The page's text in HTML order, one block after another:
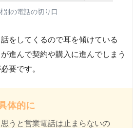
別の電話の切り口
をしてくるので耳を傾けている
進んで契約や購入に進んでしまう
要です。
体的に
うと営業電話は止まらないの